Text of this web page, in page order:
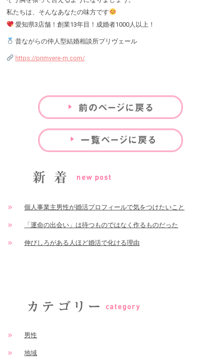
私たちは、そんなあなたの味方です
愛知県3店舗！創業13年目！成婚者1000人以上！
昔ながらの仲人型結婚相談所プリヴェール
https://primvere-m.com/
個人事業主男性が婚活プロフィールで気をつけたいこと
「運命の出会い」は待つものではなく作るものだった
伸びしろがある人ほど婚活で化ける理由
男性
地域